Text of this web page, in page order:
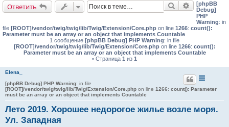
Ответить Поиск
[phpBB
Debug]
PHP
Warning: in
file [ROOT]/vendor/twig/twig/lib/Twig/Extension/Core.php on line 1266: count():
Parameter must be an array or an object that implements Countable
1 сообщение [phpBB Debug] PHP Warning: in file
[ROOT]/vendor/twig/twig/lib/Twig/Extension/Core.phpon line 1266: count():
Parameter must be an array or an object that implements Countable
• Страница 1 из 1
Elena_
[phpBB Debug] PHP Warning: in file
[ROOT]/vendor/twig/twig/lib/Twig/Extension/Core.php on line 1266: count(): Parameter
must be an array or an object that implements Countable
Лето 2019. Хорошее недорогое жилье возле моря.
Ул. Западная